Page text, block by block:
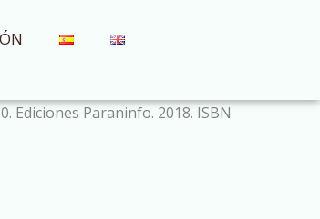
Ediciones Paraninfo. 2018. ISBN